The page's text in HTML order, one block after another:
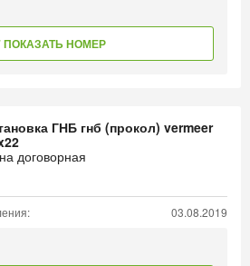
ПОКАЗАТЬ НОМЕР
ГНБ гнб (прокол) vermeer
договорная
03.08.2019